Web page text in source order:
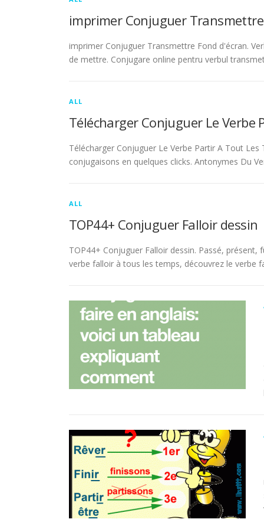
imprimer Conjuguer
imprimer Conjuguer Transmettre Fond d'écran.
de mettre. Conjugare online pentru verbul
ALL
Télécharger Conjuguer Le Verbe
Télécharger Conjuguer Le Verbe Partir A Tout
conjugaisons en quelques clicks. Antonymes Du
ALL
TOP44+ Conjuguer Falloir dessin
TOP44+ Conjuguer Falloir dessin. Passé,
verbe falloir à tous les temps, découvrez le verbe